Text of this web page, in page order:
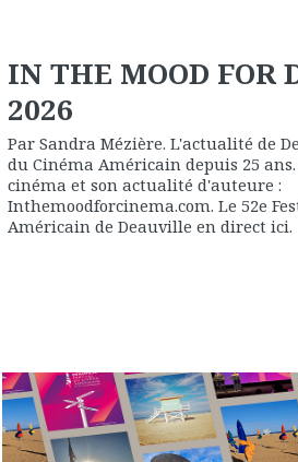
IN THE MOOD FOR
2026
Par Sandra Mézière. L'actualité de
du Cinéma Américain depuis 25
cinéma et son actualité d'auteure :
Inthemoodforcinema.com. Le 52e
Américain de Deauville en direct ici.